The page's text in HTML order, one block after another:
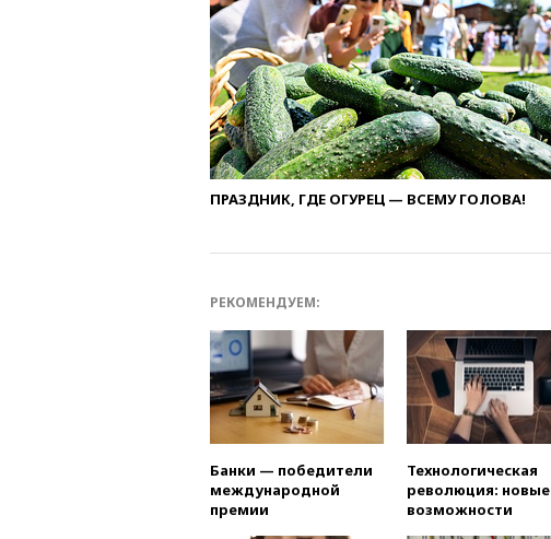
ПРАЗДНИК, ГДЕ ОГУРЕЦ — ВСЕМУ ГОЛОВА!
РЕКОМЕНДУЕМ:
Банки — победители
международной
премии
Технологическая
революция: новые
возможности